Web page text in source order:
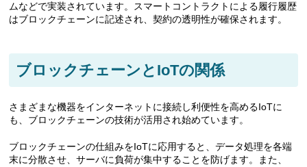
ムなどで実装されています。スマートコントラクトによる履行履歴
はブロックチェーンに記述され、契約の透明性が確保されます。
ブロックチェーンとIoTの関係
さまざまな機器をインターネットに接続し利便性を高めるIoTに
も、ブロックチェーンの技術が活用され始めています。
ブロックチェーンの仕組みをIoTに応用すると、データ処理を各端
末に分散させ、サーバに負荷が集中することを防げます。また、